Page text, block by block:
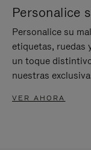
Personalice
Personalice su
etiquetas, ruedas
un toque
nuestras
VER AHORA